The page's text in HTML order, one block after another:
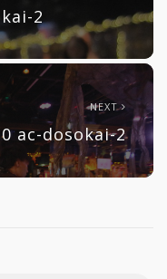
2
NEXT
ac-dosokai-2